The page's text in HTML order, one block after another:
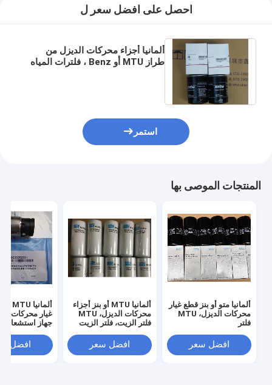
احصل على افضل سعر ل
ألمانيا أجزاء محركات الديزل من
طراز MTU أو Benz ، فلترات المياه
استمر
المنتجات الموصى بها
ألمانيا متو أو بنز قطع غيار
محركات الديزل، MTU
فلتر
افضل سعر
ألمانيا MTU أو بنز أجزاء
محركات الديزل، MTU
فلتر الزيت، فلتر الزيت
افضل سعر
غيار محركات
جهاز استشعار
لموتو،0035352531
افضل